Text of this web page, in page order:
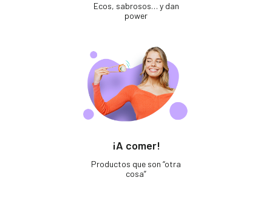
Ecos, sabrosos… y dan
power
¡A comer!
Productos que son “otra
cosa”